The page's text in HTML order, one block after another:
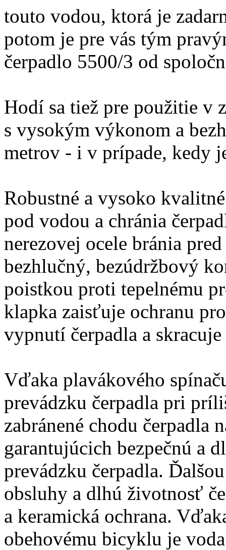
touto vodou, ktorá je
potom je pre vás tým
čerpadlo 5500/3 od
Hodí sa tiež pre použitie v
s vysokým výkonom a
metrov - i v prípade, kedy
Robustné a vysoko
pod vodou a chránia
nerezovej ocele bránia
bezhlučný, bezúdržbový
poistkou proti tepelnému
klapka zaisťuje ochranu
vypnutí čerpadla a
Vďaka plavákového
prevádzku čerpadla pri
zabránené chodu čerpadla
garantujúcich bezpečnú a
prevádzku čerpadla.
obsluhy a dlhú životnosť
a keramická ochrana.
obehovému bicyklu je